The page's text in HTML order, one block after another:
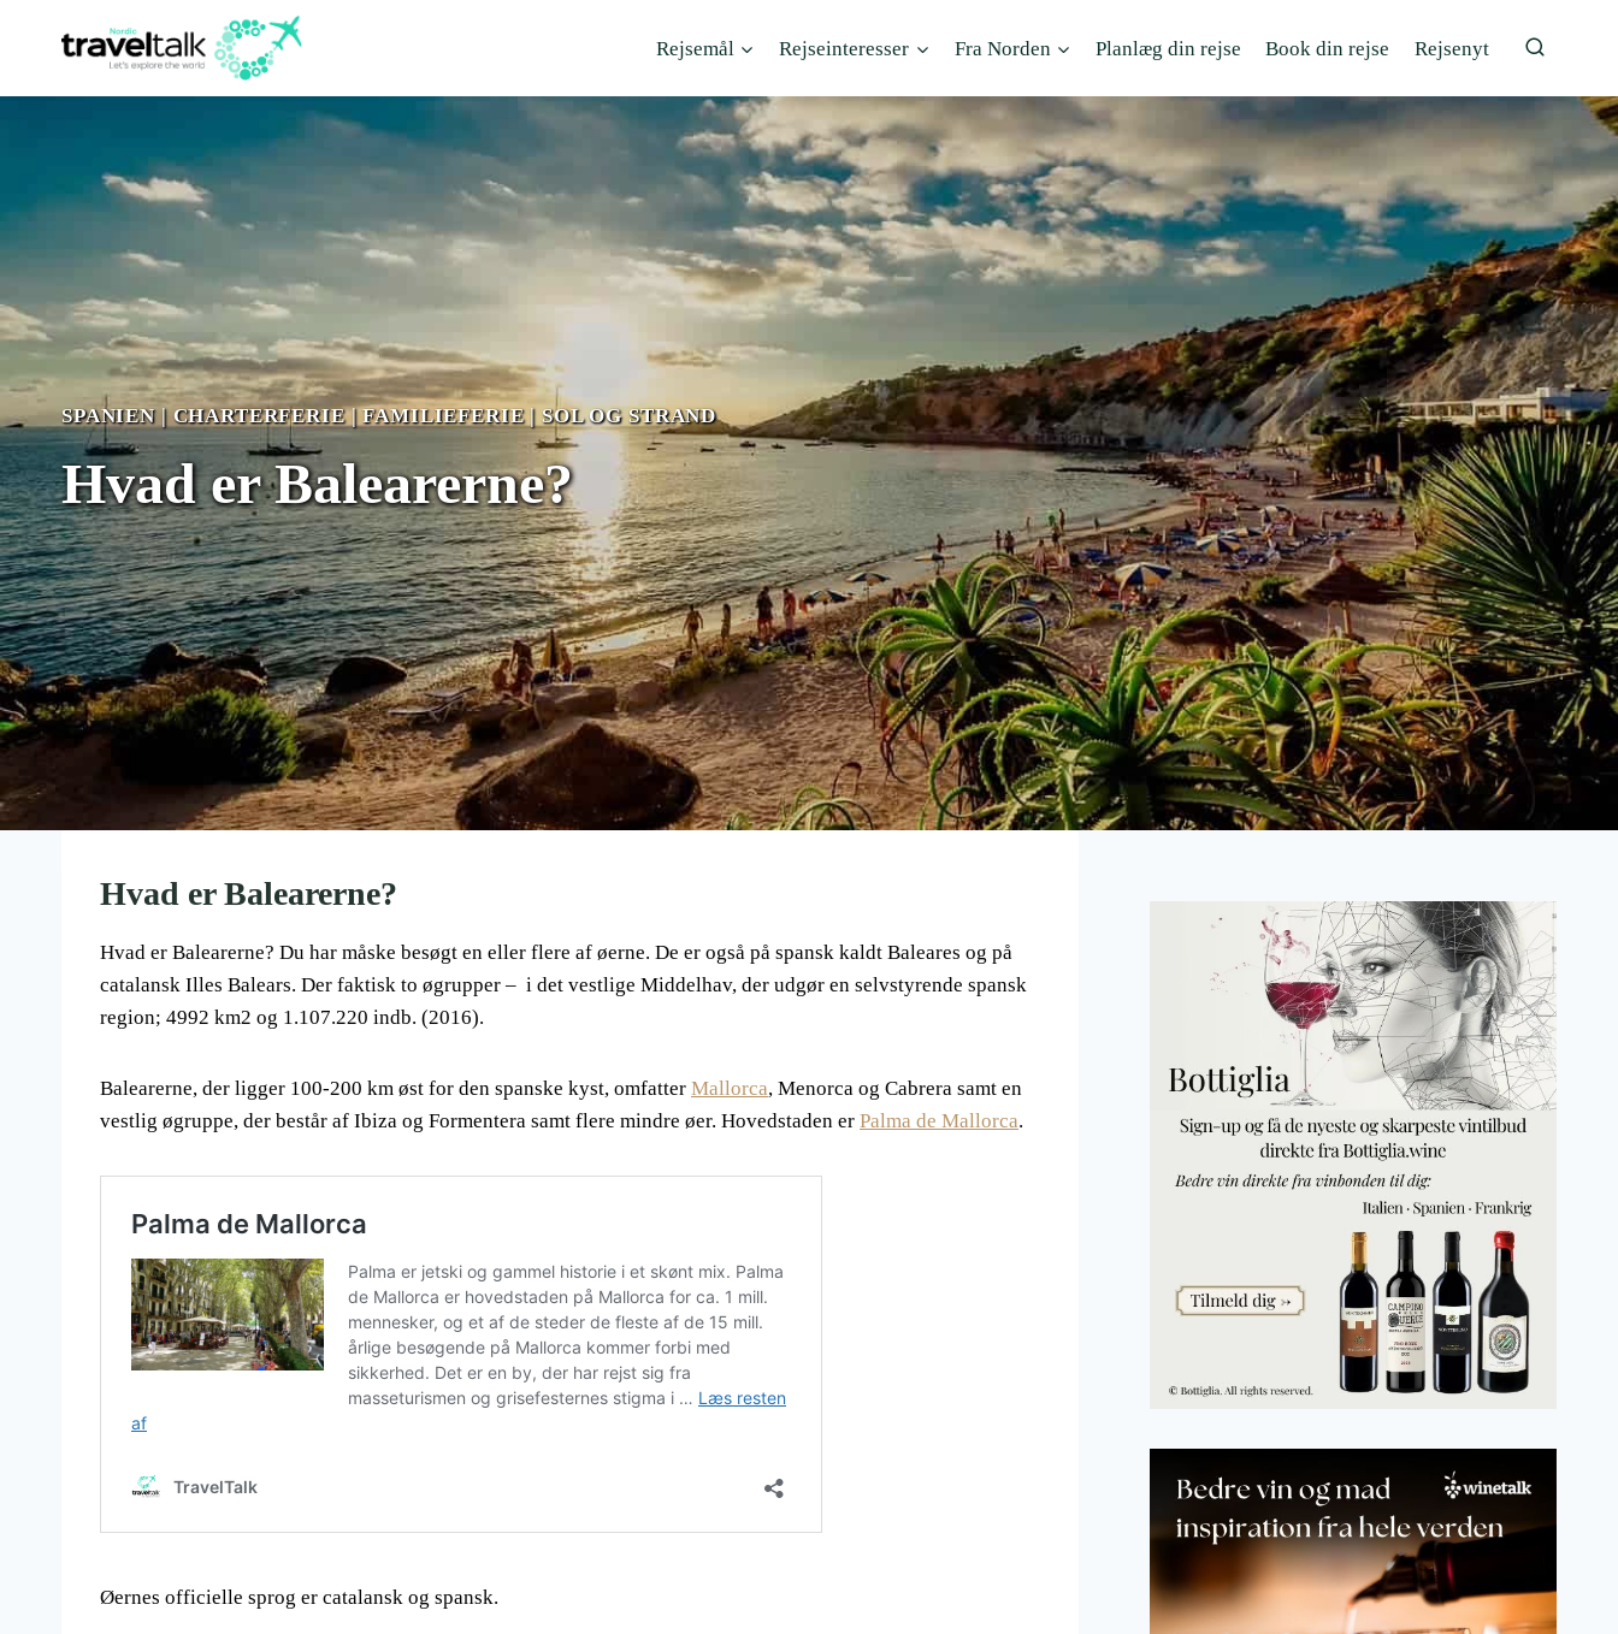
Rejsemål Rejseinteresser Fra Norden Planlæg din rejse Book din rejse Rejsenyt
SPANIEN| CHARTERFERIE|FAMILIEFERIE| SOL OG STRAND
Hvad er Balearerne?
Hvad er Balearerne?
Hvad er Balearerne? Du har måske besøgt en eller flere af øerne. De er også på spansk kaldt Baleares og på
catalansk Illes Balears. Der faktisk to øgrupper – i det vestlige Middelhav, der udgør en selvstyrende spansk
region; 4992 km2 og 1.107.220 indb. (2016).
Balearerne, der ligger 100-200 km øst for den spanske kyst, omfatter Mallorca, Menorca og Cabrera samt en
vestlig øgruppe, der består af Ibiza og Formentera samt flere mindre øer. Hovedstaden er Palma de Mallorca.
Øernes officielle sprog er catalansk og spansk.